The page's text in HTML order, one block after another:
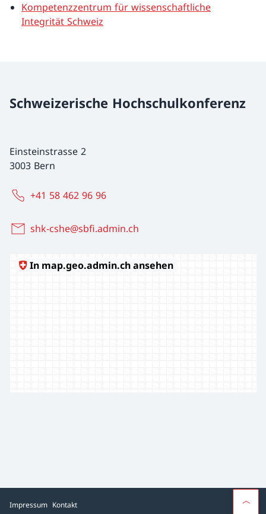
Kompetenzzentrum für wissenschaftliche
Integrität Schweiz
Schweizerische Hochschulkonferenz
Einsteinstrasse 2
3003 Bern
+41 58 462 96 96
shk-cshe@sbfi.admin.ch
Impressum Kontakt